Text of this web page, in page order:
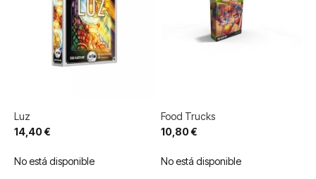
Luz
14,40 €
No está disponible
Food Trucks
10,80 €
No está disponible